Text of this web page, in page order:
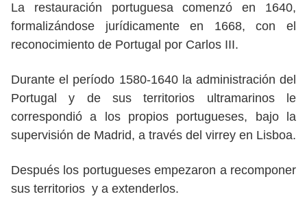
La restauración portuguesa comenzó en 1640,
formalizándose jurídicamente en 1668, con el
reconocimiento de Portugal por Carlos III.
Durante el período 1580-1640 la administración del
Portugal y de sus territorios ultramarinos le
correspondió a los propios portugueses, bajo la
supervisión de Madrid, a través del virrey en Lisboa.
Después los portugueses empezaron a recomponer
sus territorios y a extenderlos.